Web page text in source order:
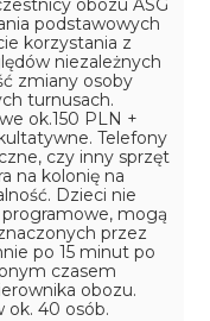
obozu ASG
podstawowych
korzystania z
niezależnych
zmiany osoby
turnusach.
ok.150 PLN +
Telefony
czy inny sprzęt
na kolonię na
Dzieci nie
mogą
przez
po 15 minut po
czasem
obozu.
ok. 40 osób.